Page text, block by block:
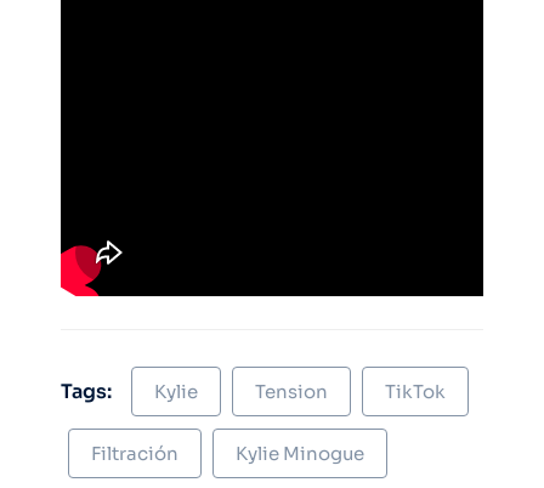
Tags: Kylie Tension TikTok
Filtración Kylie Minogue